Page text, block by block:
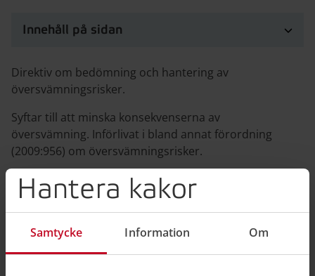
Hantera kakor
Samtycke Information Om
Innehåll på sidan
Direktiv om bedömning och hantering av
översvämningsrisker.
Syftar till att minska konsekvenserna av
översvämning. Införlivat i bland annat förordning
(2009:956) om översvämningsrisker.
Direktiv 2007/60 (på EU-rättens webbplats)
Senast ändrad 28 maj 2025 • Publicerad 10 mars 2025
Hjälpte informationen dig?